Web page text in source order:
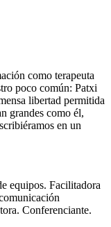
como terapeuta
poco común: Patxi
libertad permitida
grandes como él,
en un
equipos. Facilitadora
Conferenciante.